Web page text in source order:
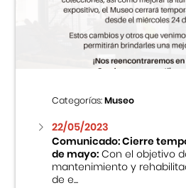
Centro Cultural Peruano
Museo de la Inmigración
Fondo Editorial
Teatro Peruano Japonés
Categorías:Museo
22/05/2023
Comunicado: Cierre
de mayo:Con el objetivo
mantenimiento y
de e...